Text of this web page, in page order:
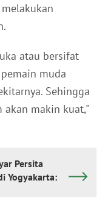
atau bersifat
muda
Sehingga
makin kuat,"
Persita
Yogyakarta: